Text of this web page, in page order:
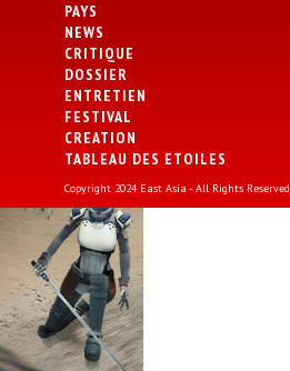
PAYS
NEWS
CRITIQUE
DOSSIER
ENTRETIEN
FESTIVAL
CREATION
TABLEAU DES ETOILES
Copyright 2024 East Asia - All Rights Reserved